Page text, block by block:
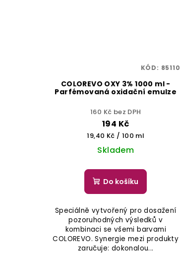
COLOREVO OXY 3% 1000 ml -
Parfémovaná oxidační emulze
160 Kč bez DPH
194 Kč
Měrná
cena:
19,40 Kč / 100 ml
Skladem
Do košíku
Speciálně vytvořený pro dosažení
pozoruhodných výsledků v
kombinaci se všemi barvami
COLOREVO. Synergie mezi produkty
zaručuje: dokonalou...
KÓD: 85110